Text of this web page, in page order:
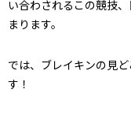
い合わされるこの競技
まります。
では、ブレイキンの見
す！